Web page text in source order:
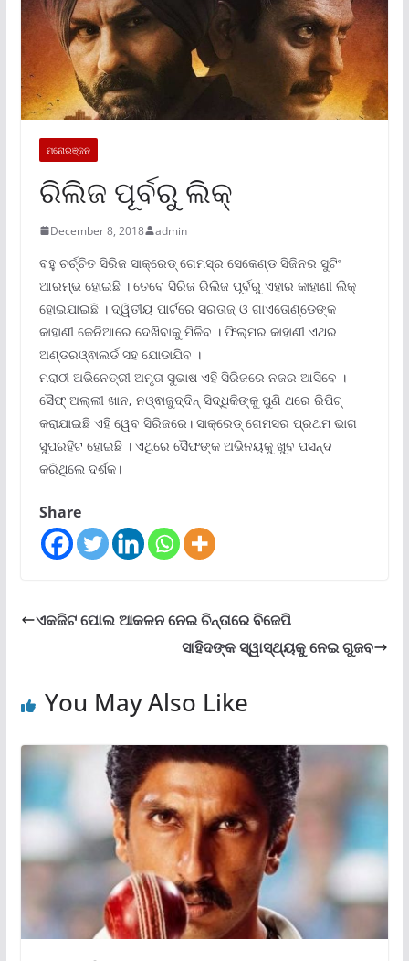
ମନୋରଞ୍ଜନ
ରିଲିଜ ପୂର୍ବରୁ ଲିକ୍
December 8, 2018 admin
ବହୁ ଚର୍ଚ୍ଚିତ ସିରିଜ ସାକ୍ରେଡ୍ ଗେମସ୍ର ସେକେଣ୍ଡ ସିଜିନର ସୁଟିଂ
ଆରମ୍ଭ ହୋଇଛି । ତେବେ ସିରିଜ ରିଲିଜ ପୂର୍ବରୁ ଏହାର କାହାଣୀ ଲିକ୍
ହୋଇଯାଇଛି । ଦ୍ୱିତୀୟ ପାର୍ଟରେ ସରତାଜ୍ ଓ ଗାଏତୋଣ୍ଡେଙ୍କ
କାହାଣୀ କେନିଆରେ ଦେଖିବାକୁ ମିଳିବ । ଫିଲ୍ମର କାହାଣୀ ଏଥର
ଅଣ୍ଡରଓ୍ଵାଲର୍ଡ ସହ ଯୋଡାଯିବ ।
ମରାଠୀ ଅଭିନେତ୍ରୀ ଅମୃତା ସୁଭାଷ ଏହି ସିରିଜରେ ନଜର ଆସିବେ ।
ସୈଫ୍ ଅଲ୍ଲୀ ଖାନ, ନଓ୍ଵାଜୁଦ୍ଦିନ୍ ସିଦ୍ଧିକିଙ୍କୁ ପୁଣି ଥରେ ରିପିଟ୍
କରାଯାଇଛି ଏହି ୱେବ ସିରିଜରେ। ସାକ୍ରେଡ୍ ଗେମସର ପ୍ରଥମ ଭାଗ
ସୁପରହିଟ ହୋଇଛି । ଏଥିରେ ସୈଫଙ୍କ ଅଭିନୟକୁ ଖୁବ ପସନ୍ଦ
କରିଥିଲେ ଦର୍ଶକ।
Share
ଏକଜିଟ ପୋଲ ଆକଳନ ନେଇ ଚିନ୍ତାରେ ବିଜେପି
ସାହିଦଙ୍କ ସ୍ୱାସ୍ଥ୍ୟକୁ ନେଇ ଗୁଜବ
You May Also Like